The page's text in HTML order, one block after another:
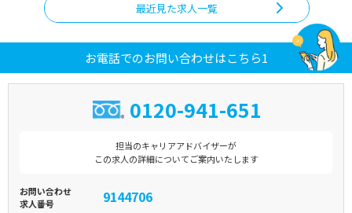
最近見た求人一覧
お電話でのお問い合わせはこちら1
0120-941-651
担当のキャリアアドバイザーが
この求人の詳細についてご案内いたします
お問い合わせ
求人番号
9144706